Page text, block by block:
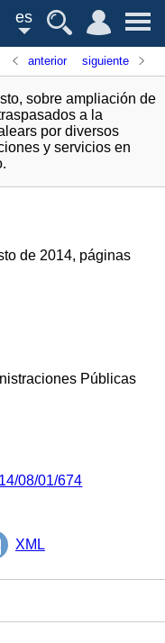
es
anterior siguiente
sobre ampliación de
a la
por diversos
y servicios en
de 2014, páginas
Públicas
08/01/674
XML